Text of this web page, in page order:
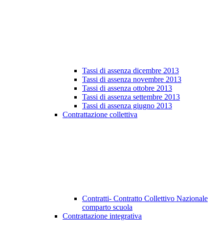
Tassi di assenza dicembre 2013
Tassi di assenza novembre 2013
Tassi di assenza ottobre 2013
Tassi di assenza settembre 2013
Tassi di assenza giugno 2013
Contrattazione collettiva
Contratti- Contratto Collettivo Nazionale
comparto scuola
Contrattazione integrativa